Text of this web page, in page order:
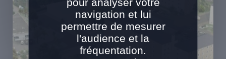
navigation et lui
permettre de mesurer
l'audience et la
fréquentation.